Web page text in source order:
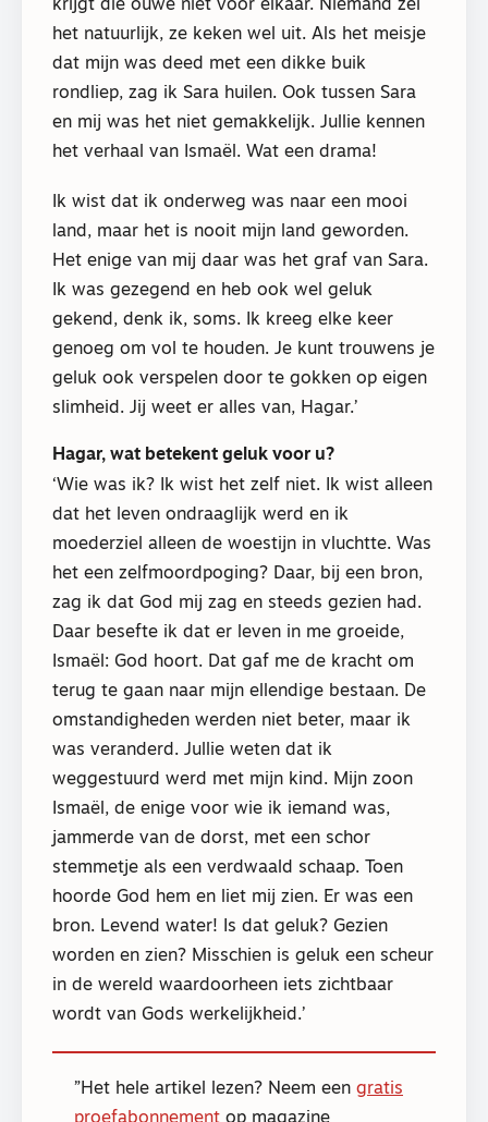
krijgt die ouwe niet voor elkaar. Niemand zei
het natuurlijk, ze keken wel uit. Als het meisje
dat mijn was deed met een dikke buik
rondliep, zag ik Sara huilen. Ook tussen Sara
en mij was het niet gemakkelijk. Jullie kennen
het verhaal van Ismaël. Wat een drama!
Ik wist dat ik onderweg was naar een mooi
land, maar het is nooit mijn land geworden.
Het enige van mij daar was het graf van Sara.
Ik was gezegend en heb ook wel geluk
gekend, denk ik, soms. Ik kreeg elke keer
genoeg om vol te houden. Je kunt trouwens je
geluk ook verspelen door te gokken op eigen
slimheid. Jij weet er alles van, Hagar.’
Hagar, wat betekent geluk voor u?
‘Wie was ik? Ik wist het zelf niet. Ik wist alleen
dat het leven ondraaglijk werd en ik
moederziel alleen de woestijn in vluchtte. Was
het een zelfmoordpoging? Daar, bij een bron,
zag ik dat God mij zag en steeds gezien had.
Daar besefte ik dat er leven in me groeide,
Ismaël: God hoort. Dat gaf me de kracht om
terug te gaan naar mijn ellendige bestaan. De
omstandigheden werden niet beter, maar ik
was veranderd. Jullie weten dat ik
weggestuurd werd met mijn kind. Mijn zoon
Ismaël, de enige voor wie ik iemand was,
jammerde van de dorst, met een schor
stemmetje als een verdwaald schaap. Toen
hoorde God hem en liet mij zien. Er was een
bron. Levend water! Is dat geluk? Gezien
worden en zien? Misschien is geluk een scheur
in de wereld waardoorheen iets zichtbaar
wordt van Gods werkelijkheid.’
Het hele artikel lezen? Neem een gratis